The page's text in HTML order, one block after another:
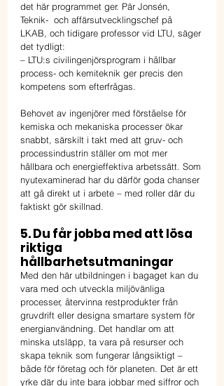
det här programmet ger. Pär Jonsén,
Teknik-  och affärsutvecklingschef på
LKAB, och tidigare professor vid LTU, säger
det tydligt:
– LTU:s civilingenjörsprogram i hållbar
process- och kemiteknik ger precis den
kompetens som efterfrågas.
Behovet av ingenjörer med förståelse för
kemiska och mekaniska processer ökar
snabbt, särskilt i takt med att gruv- och
processindustrin ställer om mot mer
hållbara och energieffektiva arbetssätt. Som
nyutexaminerad har du därför goda chanser
att gå direkt ut i arbete – med roller där du
faktiskt gör skillnad.
5. Du får jobba med att lösa
riktiga
hållbarhetsutmaningar
Med den här utbildningen i bagaget kan du
vara med och utveckla miljövänliga
processer, återvinna restprodukter från
gruvdrift eller designa smartare system för
energianvändning. Det handlar om att
minska utsläpp, ta vara på resurser och
skapa teknik som fungerar långsiktigt –
både för företag och för planeten. Det är ett
yrke där du inte bara jobbar med siffror och